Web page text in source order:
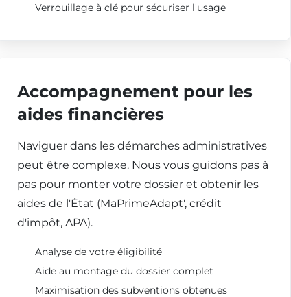
Verrouillage à clé pour sécuriser l'usage
Accompagnement pour les
aides financières
Naviguer dans les démarches administratives
peut être complexe. Nous vous guidons pas à
pas pour monter votre dossier et obtenir les
aides de l'État (MaPrimeAdapt', crédit
d'impôt, APA).
Analyse de votre éligibilité
Aide au montage du dossier complet
Maximisation des subventions obtenues